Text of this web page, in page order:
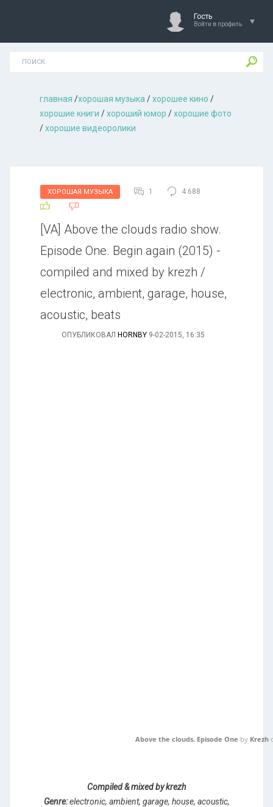
Гость
Войти в профиль
главная /хорошая музыкa /хорошее кино /
хорошие книги /хороший юмор /хорошие фото
/хорошие видеоролики
ХОРОШАЯ МУЗЫКА 1 4 688
[VA] Above the clouds radio show.
Episode One. Begin again (2015) -
compiled and mixed by krezh /
electronic, ambient, garage, house,
acoustic, beats
ОПУБЛИКОВАЛ HORNBY 9-02-2015, 16:35
Above the clouds. Episode One by Krezh
Compiled & mixed by krezh
Genre:electronic, ambient, garage, house, acoustic,